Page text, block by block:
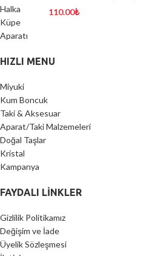
110.00₺
HIZLI MENU
Miyuki
Kum Boncuk
Taki & Aksesuar
Aparat/Taki Malzemeleri
Doğal Taşlar
Kristal
Kampanya
FAYDALI LİNKLER
Gizlilik Politikamız
Değişim ve İade
Üyelik Sözleşmesi